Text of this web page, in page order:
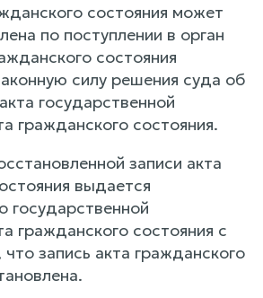
состояния может
по поступлении в орган
состояния
силу решения суда об
государственной
гражданского состояния.
записи акта
выдается
государственной
гражданского состояния с
запись акта гражданского